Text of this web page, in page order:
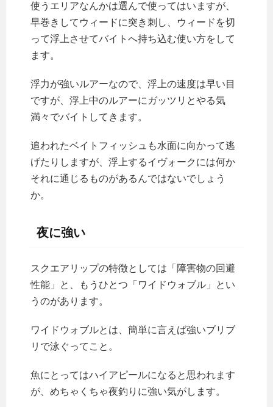
使うエリアなんかは選んで使ってはいますが、
早巻きしてウィードに突き刺し、ウィードを切
って浮上させてバイトへ持ち込む使い方をして
ます。
浮力が強いルアーなので、浮上の速度は早い目
ですが、浮上中のルアーにガッツリとやる気
満々でバイトしてきます。
追われたベイトフィッシュも水面に向かって逃
げたりしますが、浮上するイヴォークには何か
それに通じるものがあるんではないでしょう
か。
夜に強い
スクエアリップの特徴としては「障害物の回避
性能」と、もうひとつ「ワイドウォブル」とい
うのがあります。
ワイドウォブルとは、簡単に言えば強いブリブ
リで泳ぐってこと。
魚にとってはハイアピールになると思われます
が、めちゃくちゃ夜釣りに強い気がします。